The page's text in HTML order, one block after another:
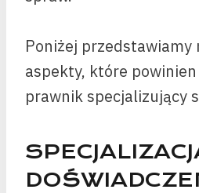
Poniżej przedstawiamy
aspekty, które
prawnik specjalizujący